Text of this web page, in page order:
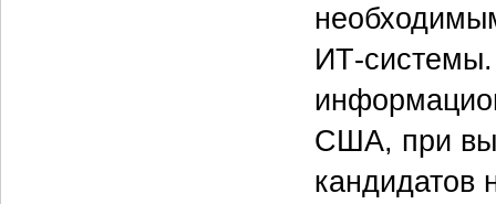
США, при
кандидатов